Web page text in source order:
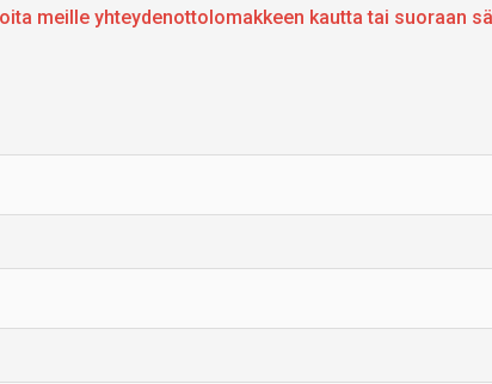
meille yhteydenottolomakkeen kautta tai suoraan